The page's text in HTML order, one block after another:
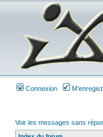
Connexion
Voir les messages sans